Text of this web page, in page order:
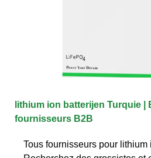
lithium ion batterijen Turquie |
fournisseurs B2B
Tous fournisseurs pour